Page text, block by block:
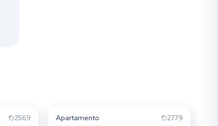
2569 Apartamento 2779